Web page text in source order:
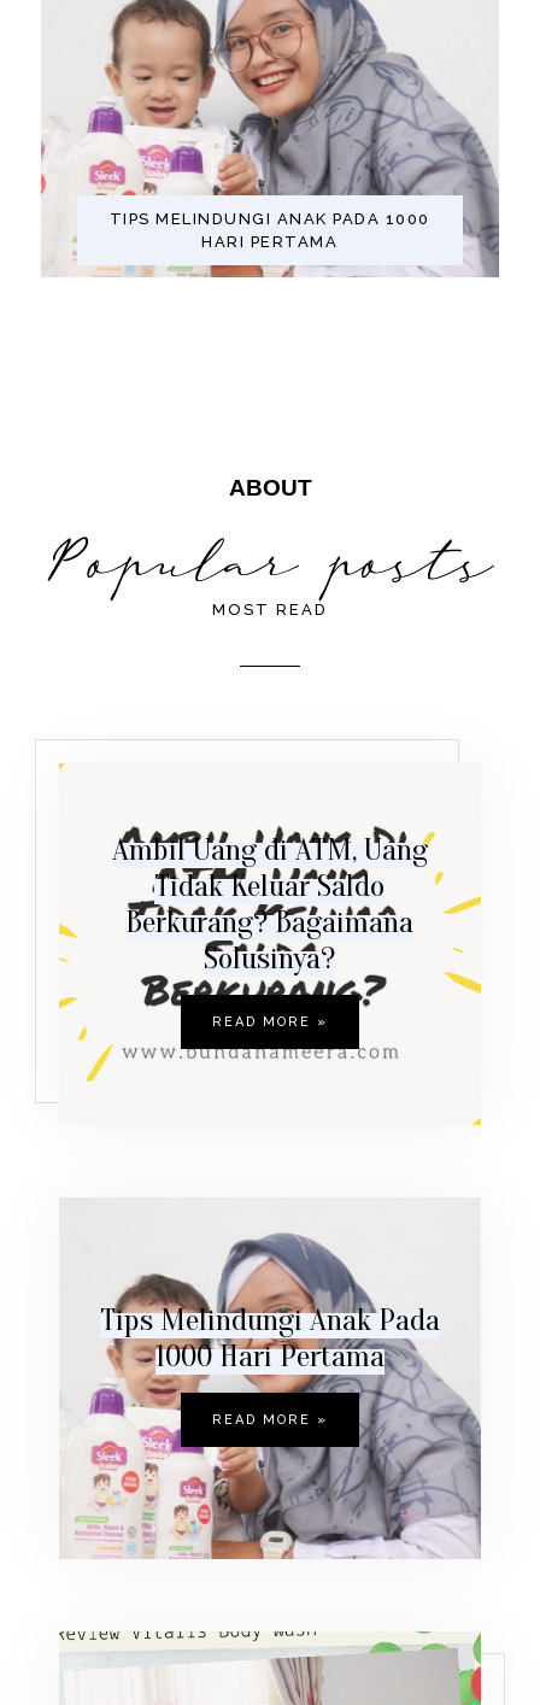
TIPS MELINDUNGI ANAK PADA 1000
HARI PERTAMA
ABOUT
MOST READ
Ambil Uang di ATM, Uang
Tidak Keluar Saldo
Berkurang? Bagaimana
Solusinya?
READ MORE »
Tips Melindungi Anak Pada
1000 Hari Pertama
READ MORE »